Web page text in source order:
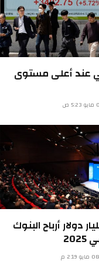
عند أعلى مستوى
1.9 مليار دولار أرباح البنوك